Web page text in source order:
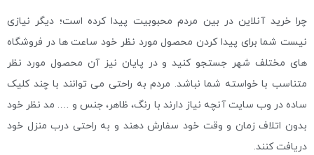
چرا خرید آنلاین در بین مردم محبوبیت پیدا کرده است؛ دیگر نیازی
نیست شما برای پیدا کردن محصول مورد نظر خود ساعت ها در فروشگاه
های مختلف شهر جستجو کنید و در پایان نیز آن محصول مورد نظر
متناسب با خواسته شما نباشد. مردم به راحتی می توانند با چند کلیک
ساده در وب سایت آنچه نیاز دارند با رنگ، ظاهر، جنس و …. مد نظر خود
بدون اتلاف زمان و وقت خود سفارش دهند و به راحتی درب منزل خود
دریافت کنند.